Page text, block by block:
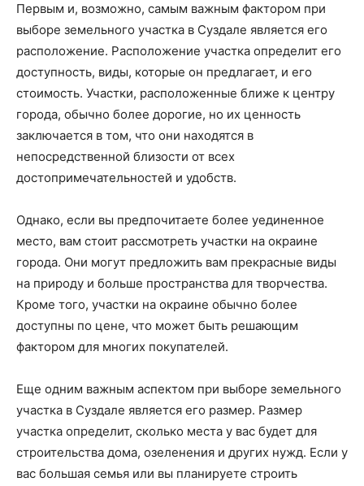
Первым и, возможно, самым важным фактором при
выборе земельного участка в Суздале является его
расположение. Расположение участка определит его
доступность, виды, которые он предлагает, и его
стоимость. Участки, расположенные ближе к центру
города, обычно более дорогие, но их ценность
заключается в том, что они находятся в
непосредственной близости от всех
достопримечательностей и удобств.
Однако, если вы предпочитаете более уединенное
место, вам стоит рассмотреть участки на окраине
города. Они могут предложить вам прекрасные виды
на природу и больше пространства для творчества.
Кроме того, участки на окраине обычно более
доступны по цене, что может быть решающим
фактором для многих покупателей.
Еще одним важным аспектом при выборе земельного
участка в Суздале является его размер. Размер
участка определит, сколько места у вас будет для
строительства дома, озеленения и других нужд. Если у
вас большая семья или вы планируете строить